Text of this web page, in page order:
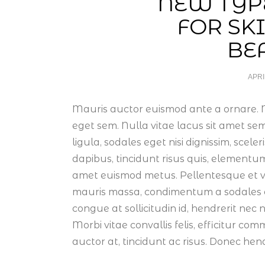
FOR
Mauris auctor euismod ante a ornare.
eget sem. Nulla vitae lacus sit amet
ligula, sodales eget nisi dignissim,
dapibus, tincidunt risus quis,
amet euismod metus. Pellentesque et
mauris massa, condimentum a
congue at sollicitudin id, hendrerit nec
Morbi vitae convallis felis, efficitur
auctor at, tincidunt ac risus. Donec